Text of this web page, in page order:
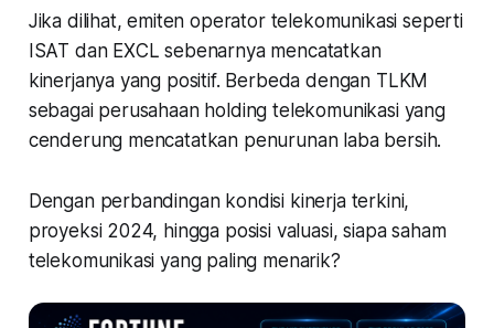
Jika dilihat, emiten operator telekomunikasi seperti
ISAT dan EXCL sebenarnya mencatatkan
kinerjanya yang positif. Berbeda dengan TLKM
sebagai perusahaan holding telekomunikasi yang
cenderung mencatatkan penurunan laba bersih.
Dengan perbandingan kondisi kinerja terkini,
proyeksi 2024, hingga posisi valuasi, siapa saham
telekomunikasi yang paling menarik?